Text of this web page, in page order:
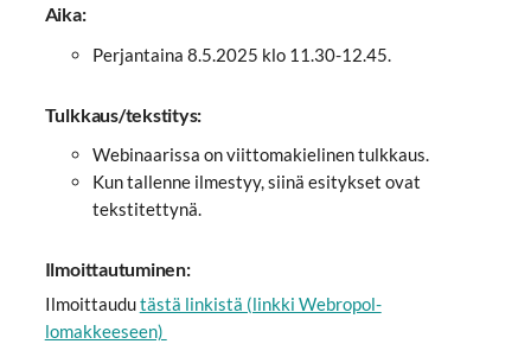
Aika:
Perjantaina 8.5.2025 klo 11.30-12.45.
Tulkkaus/tekstitys:
Webinaarissa on viittomakielinen tulkkaus.
Kun tallenne ilmestyy, siinä esitykset ovat
tekstitettynä.
Ilmoittautuminen:
Ilmoittaudutästä linkistä (linkki Webropol-
lomakkeeseen)